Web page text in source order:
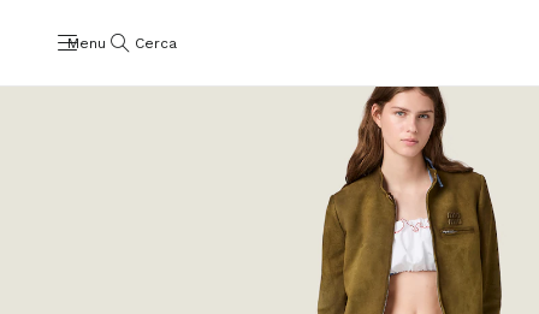
Menu Cerca